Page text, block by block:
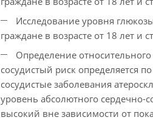
Исследование уровня
граждане в возрасте от 18 лет и
Определение
сосудистый риск определяется
сосудистые заболевания
уровень абсолютного сердечно-
высокий вне зависимости от